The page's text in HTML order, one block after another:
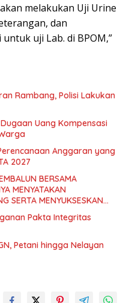
melakukan Uji Urine
dan
uji Lab. di BPOM,”
Rambang, Polisi Lakukan
Uang Kompensasi
Anggaran yang
2027
BERSAMA
MENYATAKAN
SERTA MENYUKSESKAN
BAWANG PUTIH DARI
Pakta Integritas
Petani hingga Nelayan